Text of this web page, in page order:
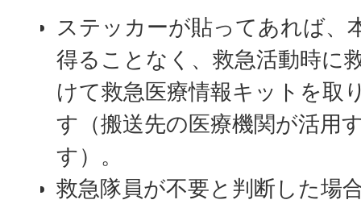
ステッカーが貼ってあれば、
得ることなく、救急活動時に
けて救急医療情報キットを取
す（搬送先の医療機関が活用
す）。
救急隊員が不要と判断した場